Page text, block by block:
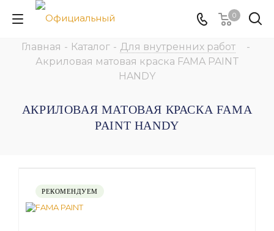
0
Главная - Каталог - Для внутренних работ
-
Акриловая матовая краска FAMA PAINT
HANDY
АКРИЛОВАЯ МАТОВАЯ КРАСКА FAMA
PAINT HANDY
РЕКОМЕНДУЕМ